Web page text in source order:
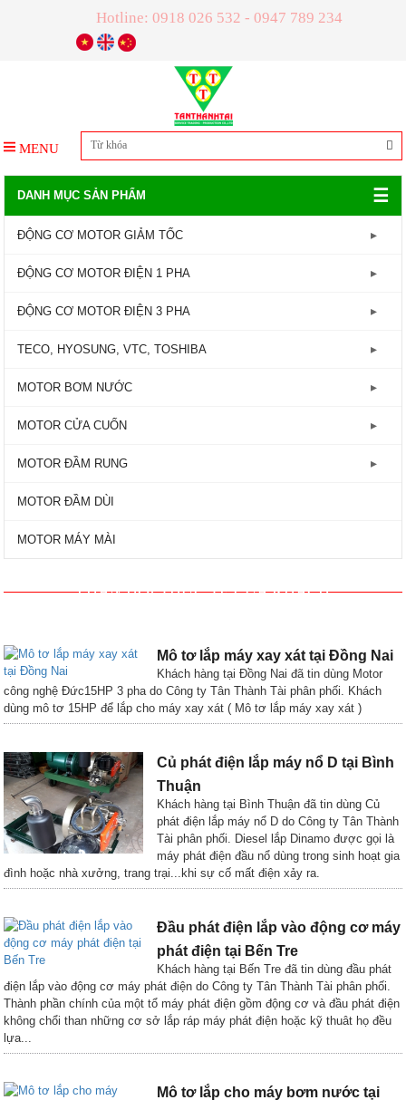
Hotline: 0918 026 532 - 0947 789 234
MENU
DANH MỤC SẢN PHẨM ☰
ĐỘNG CƠ MOTOR GIẢM TỐC
GIẢM TỐC TRỤC LIỀN
GIẢM TỐC ĐẦU TRÒN
GIẢM TỐC ĐẦU VUÔNG
GIẢM TỐC CỐT ÂM
ĐỘNG CƠ MOTOR ĐIỆN 1 PHA
Động Cơ Motor Điện 1 Pha - 1450RPM
Động Cơ Motor Điện 1 Pha - 2800RPM
ĐỘNG CƠ MOTOR ĐIỆN 3 PHA
Động Cơ Motor Điện 3 Pha - 960RPM
Động Cơ Motor Điện 3 Pha - 1450RPM
Động Cơ Motor Điện 3 Pha - 2800RPM
Động Cơ Motor Điện Mặt Bích
TECO, HYOSUNG, VTC, TOSHIBA
MOTOR TECO
MOTOR HYOSUNG
MOTOR VTC
MOTOR TOSHIBA
MOTOR BƠM NƯỚC
Máy bơm lưu lượng
Máy bơm công nghiệp
Máy bơm đẩy cao
Máy bơm ly tâm
Máy bơm tăng áp
MOTOR CỬA CUỐN
Motor Cửa Cuốn AC
Motor Cửa Cuốn DC - 24V
MOTOR ĐẦM RUNG
Motor Đầm Rung 1 Pha - 2800RPM
Motor Đầm Rung 3 Pha - 1450RPM
MOTOR ĐẦM DÙI
MOTOR MÁY MÀI
PHẢN HỒI THỰC TẾ CỦA KHÁCH
Mô tơ lắp máy xay xát tại Đồng Nai
Khách hàng tại Đồng Nai đã tin dùng Motor
công nghệ Đức15HP 3 pha do Công ty Tân Thành Tài phân phối. Khách
dùng mô tơ 15HP để lắp cho máy xay xát ( Mô tơ lắp máy xay xát )
Củ phát điện lắp máy nổ D tại Bình
Thuận
Khách hàng tại Bình Thuận đã tin dùng Củ
phát điện lắp máy nổ D do Công ty Tân Thành
Tài phân phối. Diesel lắp Dinamo được gọi là
máy phát điện đầu nổ dùng trong sinh hoạt gia
đình hoặc nhà xưởng, trang trại...khi sự cố mất điện xảy ra.
Đầu phát điện lắp vào động cơ máy
phát điện tại Bến Tre
Khách hàng tại Bến Tre đã tin dùng đầu phát
điện lắp vào động cơ máy phát điện do Công ty Tân Thành Tài phân phối.
Thành phần chính của một tổ máy phát điện gồm động cơ và đầu phát điện
không chổi than những cơ sở lắp ráp máy phát điện hoặc kỹ thuât họ đều
lựa...
Mô tơ lắp cho máy bơm nước tại